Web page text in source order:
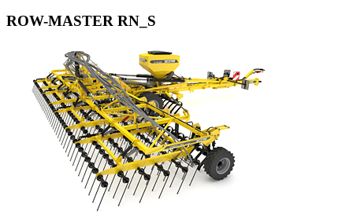
ROW-MASTER RN_S